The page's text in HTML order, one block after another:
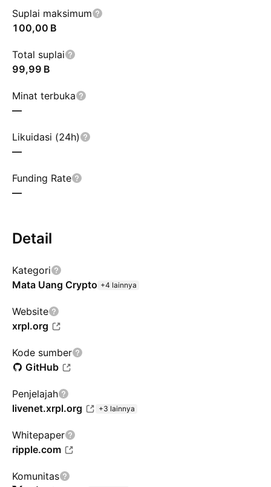
Suplai maksimum
‪100,00 B‬
Total suplai
‪99,99 B‬
Minat terbuka
—
Likuidasi (24h)
—
Funding Rate
—
Detail
Kategori
Mata Uang Crypto +4 lainnya
Website
xrpl.org
Kode sumber
GitHub
Penjelajah
livenet.xrpl.org
+3 lainnya
Whitepaper
ripple.com
Komunitas